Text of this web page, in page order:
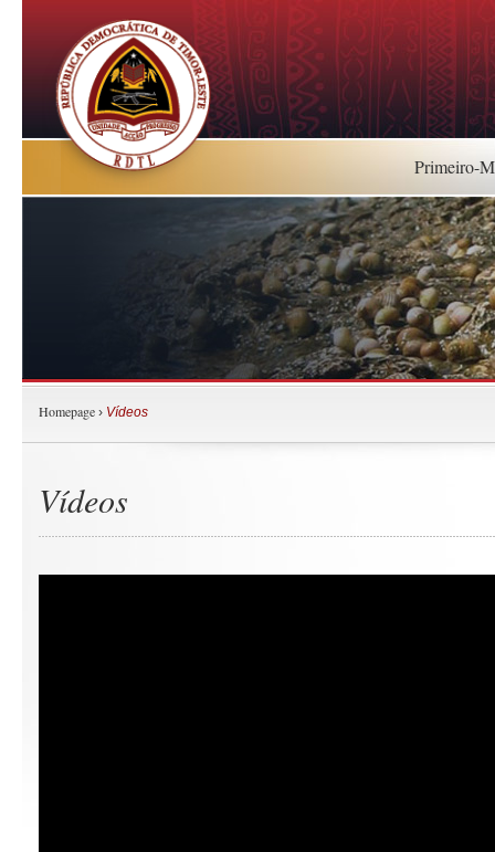
Primeiro-
Homepage › Vídeos
Vídeos